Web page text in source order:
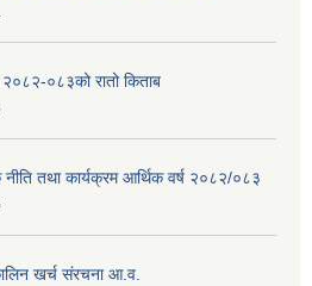
२०८२-०८३को रातो किताब
नीति तथा कार्यक्रम आर्थिक वर्ष २०८२/०८३
खर्च संरचना आ.व.